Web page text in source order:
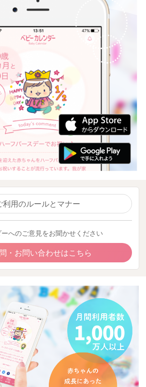
利用のルールとマナー
へのご意見をお聞かせください
・お問い合わせはこちら